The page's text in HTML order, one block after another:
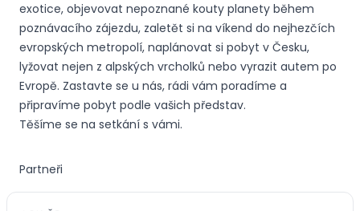
exotice, objevovat nepoznané kouty planety během
poznávacího zájezdu, zaletět si na víkend do nejhezčích
evropských metropolí, naplánovat si pobyt v Česku,
lyžovat nejen z alpských vrcholků nebo vyrazit autem po
Evropě. Zastavte se u nás, rádi vám poradíme a
připravíme pobyt podle vašich představ.
Těšíme se na setkání s vámi.
Partneři